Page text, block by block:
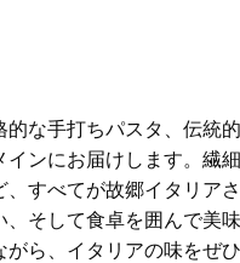
的な手打ちパスタ、伝統
インにお届けします。繊
、すべてが故郷イタリア
、そして食卓を囲んで美
がら、イタリアの味をぜ